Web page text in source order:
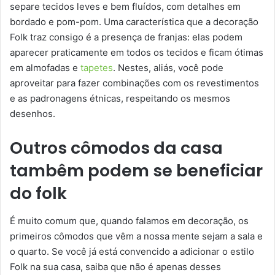
separe tecidos leves e bem fluídos, com detalhes em
bordado e pom-pom. Uma característica que a decoração
Folk traz consigo é a presença de franjas: elas podem
aparecer praticamente em todos os tecidos e ficam ótimas
em almofadas e tapetes. Nestes, aliás, você pode
aproveitar para fazer combinações com os revestimentos
e as padronagens étnicas, respeitando os mesmos
desenhos.
Outros cômodos da casa
tambêm podem se beneficiar
do folk
É muito comum que, quando falamos em decoração, os
primeiros cômodos que vêm a nossa mente sejam a sala e
o quarto. Se você já está convencido a adicionar o estilo
Folk na sua casa, saiba que não é apenas desses